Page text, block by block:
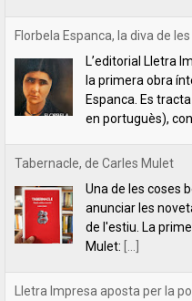
Florbela Espanca, la diva de
L’editorial Lletra
la primera obra
Espanca. Es
en portuguès),
Tabernacle, de Carles Mulet
Una de les coses
anunciar les
de l'estiu. La
Mulet: [...]
Lletra Impresa aposta per la